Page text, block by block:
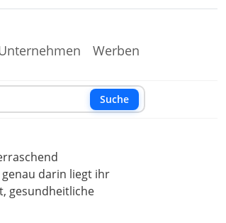
Werben
Suche
darin liegt ihr
gesundheitliche